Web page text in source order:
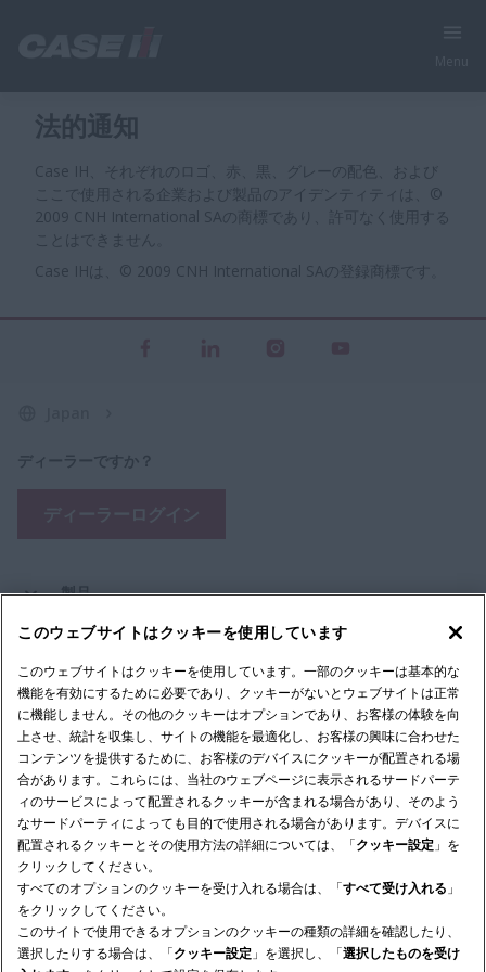
法的通知
Case IH、それぞれのロゴ、赤、黒、グレーの配色、および
ここで使用される企業および製品のアイデンティティは、©
2009 CNH International SAの商標であり、許可なく使用する
ことはできません。
Case IHは、© 2009 CNH International SAの登録商標です。
ディーラーですか？
製品
パーツ & サービス
会社
法的通知 利用規約 プライバシー通知
© 2026 CNH Industrial America LLC. All Rights Reserved. Case IH is a
trademark of CNH Industrial America LLC.
このウェブサイトはクッキーを使用しています
このウェブサイトはクッキーを使用しています。一部のクッキーは基本的な
機能を有効にするために必要であり、クッキーがないとウェブサイトは正常
に機能しません。その他のクッキーはオプションであり、お客様の体験を向
上させ、統計を収集し、サイトの機能を最適化し、お客様の興味に合わせた
コンテンツを提供するために、お客様のデバイスにクッキーが配置される場
合があります。これらには、当社のウェブページに表示されるサードパーテ
ィのサービスによって配置されるクッキーが含まれる場合があり、そのよう
なサードパーティによっても目的で使用される場合があります。デバイスに
配置されるクッキーとその使用方法の詳細については、「クッキー設定 」を
クリックしてください。
すべてのオプションのクッキーを受け入れる場合は、「すべて受け入れる 」
をクリックしてください。
このサイトで使用できるオプションのクッキーの種類の詳細を確認したり、
選択したりする場合は、「クッキー設定 」を選択し、「選択したものを受け